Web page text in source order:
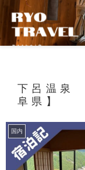
下呂温泉
阜県】
国内